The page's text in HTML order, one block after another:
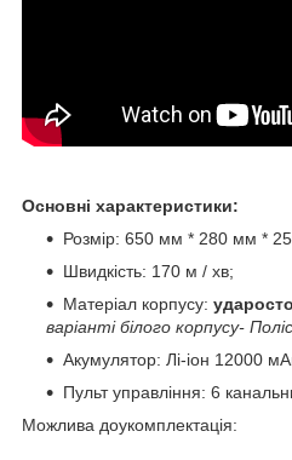
Основні характеристики:
Розмір: 650 мм * 280 мм *
Швидкість: 170 м / хв;
Матеріал корпусу:
варіанті білого корпусу-
Акумулятор: Лі-іон 12000
Пульт управління: 6
Можлива доукомплектація: